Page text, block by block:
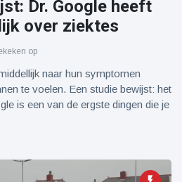
Dr. Google heeft
over ziektes
op
naar hun symptomen
te voelen. Een studie bewijst: het
is een van de ergste dingen die je